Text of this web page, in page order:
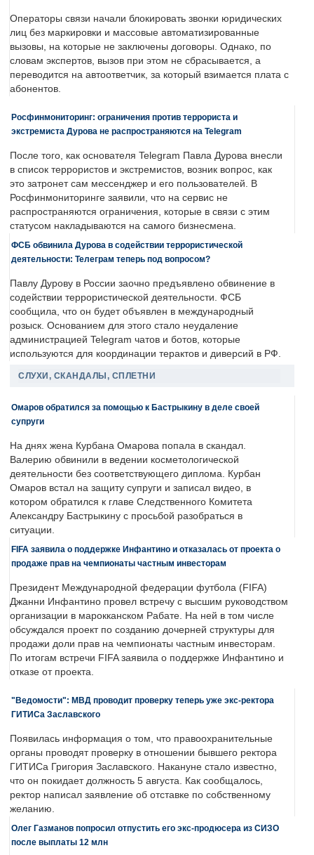
Операторы связи начали блокировать звонки юридических
лиц без маркировки и массовые автоматизированные
вызовы, на которые не заключены договоры. Однако, по
словам экспертов, вызов при этом не сбрасывается, а
переводится на автоответчик, за который взимается плата с
абонентов.
Росфинмониторинг: ограничения против террориста и
экстремиста Дурова не распространяются на Telegram
После того, как основателя Telegram Павла Дурова внесли
в список террористов и экстремистов, возник вопрос, как
это затронет сам мессенджер и его пользователей. В
Росфинмониторинге заявили, что на сервис не
распространяются ограничения, которые в связи с этим
статусом накладываются на самого бизнесмена.
ФСБ обвинила Дурова в содействии террористической
деятельности: Телеграм теперь под вопросом?
Павлу Дурову в России заочно предъявлено обвинение в
содействии террористической деятельности. ФСБ
сообщила, что он будет объявлен в международный
розыск. Основанием для этого стало неудаление
администрацией Telegram чатов и ботов, которые
используются для координации терактов и диверсий в РФ.
СЛУХИ, СКАНДАЛЫ, СПЛЕТНИ
Омаров обратился за помощью к Бастрыкину в деле своей
супруги
На днях жена Курбана Омарова попала в скандал.
Валерию обвинили в ведении косметологической
деятельности без соответствующего диплома. Курбан
Омаров встал на защиту супруги и записал видео, в
котором обратился к главе Следственного Комитета
Александру Бастрыкину с просьбой разобраться в
ситуации.
FIFA заявила о поддержке Инфантино и отказалась от проекта о
продаже прав на чемпионаты частным инвесторам
Президент Международной федерации футбола (FIFA)
Джанни Инфантино провел встречу с высшим руководством
организации в марокканском Рабате. На ней в том числе
обсуждался проект по созданию дочерней структуры для
продажи доли прав на чемпионаты частным инвесторам.
По итогам встречи FIFA заявила о поддержке Инфантино и
отказе от проекта.
"Ведомости": МВД проводит проверку теперь уже экс-ректора
ГИТИСа Заславского
Появилась информация о том, что правоохранительные
органы проводят проверку в отношении бывшего ректора
ГИТИСа Григория Заславского. Накануне стало известно,
что он покидает должность 5 августа. Как сообщалось,
ректор написал заявление об отставке по собственному
желанию.
Олег Газманов попросил отпустить его экс-продюсера из СИЗО
после выплаты 12 млн